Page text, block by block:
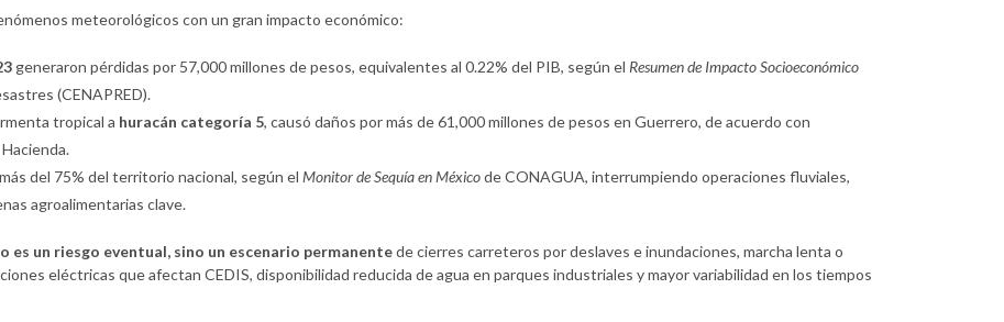
meteorológicos con un gran impacto económico:
generaron pérdidas por 57,000 millones de pesos, equivalentes al 0.22% del PIB, según el Resumen de Impacto Socioeconómico
(CENAPRED).
tropical a huracán categoría 5, causó daños por más de 61,000 millones de pesos en Guerrero, de acuerdo con
del 75% del territorio nacional, según el Monitor de Sequía en Méxicode CONAGUA, interrumpiendo operaciones fluviales,
agroalimentarias clave.
es un riesgo eventual, sino un escenario permanentede cierres carreteros por deslaves e inundaciones, marcha lenta o
eléctricas que afectan CEDIS, disponibilidad reducida de agua en parques industriales y mayor variabilidad en los tiempos